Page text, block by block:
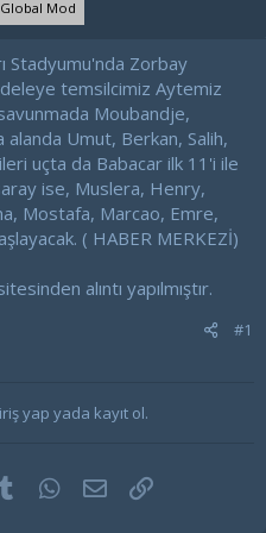
Global Mod
Stadyumu'nda Zorbay
temsilcimiz Aytemiz
Moubandje,
Umut, Berkan, Salih,
uçta da Babacar ilk 11'i ile
ise, Muslera, Henry,
Mostafa, Marcao, Emre,
( HABER MERKEZİ)
alıntı yapılmıştır.
#1
yap yada kayıt ol.
Tumblr WhatsApp
E-postaLink